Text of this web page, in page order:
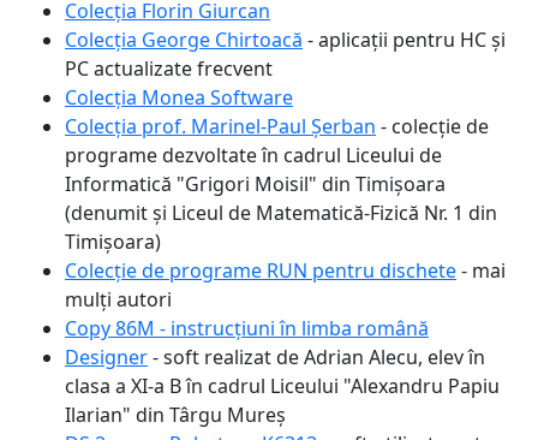
Colecția Florin Giurcan
Colecția George Chirtoacă - aplicații pentru HC și
PC actualizate frecvent
Colecția Monea Software
Colecția prof. Marinel-Paul Șerban - colecție de
programe dezvoltate în cadrul Liceului de
Informatică "Grigori Moisil" din Timișoara
(denumit și Liceul de Matematică-Fizică Nr. 1 din
Timișoara)
Colecție de programe RUN pentru dischete- mai
mulți autori
Copy 86M - instrucțiuni în limba română
Designer- soft realizat de Adrian Alecu, elev în
clasa a XI-a B în cadrul Liceului "Alexandru Papiu
Ilarian" din Târgu Mureș